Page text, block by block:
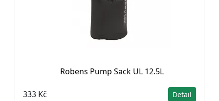
Robens Pump Sack UL 12.5L
333 Kč Detail